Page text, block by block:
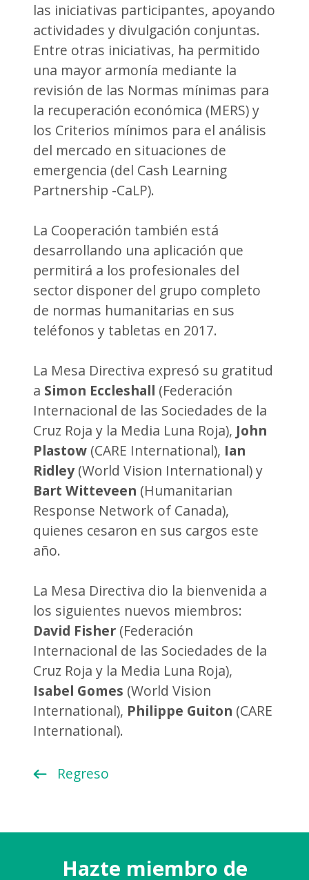
las iniciativas participantes, apoyando
actividades y divulgación conjuntas.
Entre otras iniciativas, ha permitido
una mayor armonía mediante la
revisión de las Normas mínimas para
la recuperación económica (MERS) y
los Criterios mínimos para el análisis
del mercado en situaciones de
emergencia (del Cash Learning
Partnership -CaLP).
La Cooperación también está
desarrollando una aplicación que
permitirá a los profesionales del
sector disponer del grupo completo
de normas humanitarias en sus
teléfonos y tabletas en 2017.
La Mesa Directiva expresó su gratitud
a Simon Eccleshall (Federación
Internacional de las Sociedades de la
Cruz Roja y la Media Luna Roja), John
Plastow (CARE International), Ian
Ridley(World Vision International) y
Bart Witteveen (Humanitarian
Response Network of Canada),
quienes cesaron en sus cargos este
año.
La Mesa Directiva dio la bienvenida a
los siguientes nuevos miembros:
David Fisher (Federación
Internacional de las Sociedades de la
Cruz Roja y la Media Luna Roja),
Isabel Gomes (World Vision
International), Philippe Guiton (CARE
International).
Regreso
Hazte miembro de